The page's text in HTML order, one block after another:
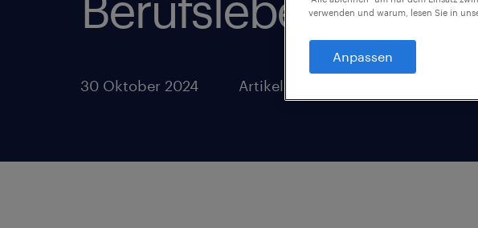
30 Oktober 2024 Artikel teilen:
verwenden und warum, lesen Sie in
Anpassen